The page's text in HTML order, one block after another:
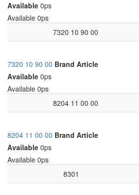
Available 0ps
Available 0ps
7320 10 90 00
7320 10 90 00 Brand Article
Available 0ps
Available 0ps
8204 11 00 00
8204 11 00 00 Brand Article
Available 0ps
Available 0ps
8301